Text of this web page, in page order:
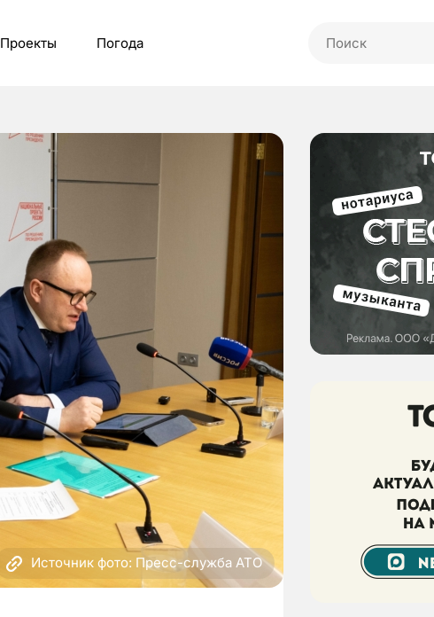
Проекты Погода
Источник фото: Пресс-служба АТО